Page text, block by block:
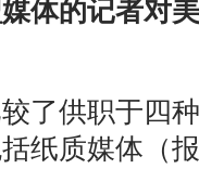
体的记者对
供职于四种
纸质媒体（